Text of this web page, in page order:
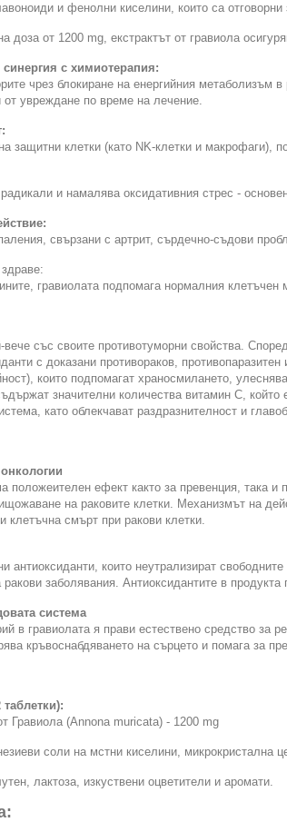
и фенолни киселини, които са
доза от 1200 mg, екстрактът от гравиола
с химиотерапия:
чрез блокиране на енергийния метаболизъм
от увреждане по време на лечение.
защитни клетки (като NK-клетки и макрофаги),
и намалява оксидативния стрес -
свързани с артрит, сърдечно-съдови
гравиолата подпомага нормалния
вече със своите противотуморни свойства.
с доказани противораков,
които подпомагат храносмилането,
значителни количества витамин С, който
като облекчават раздразнителност и
положеителен ефект както за превенция, така
на раковите клетки. Механизмът на
клетъчна смърт при ракови клетки.
антиоксиданти, които неутрализират
заболявания. Антиоксидантите в
система
в гравиолата я прави естествено средство за
кръвоснабдяването на сърцето и помага за
Гравиола (Annona muricata) - 1200 mg
соли на мстни киселини, микрокристална
лактоза, изкуствени оцветители и аромати.